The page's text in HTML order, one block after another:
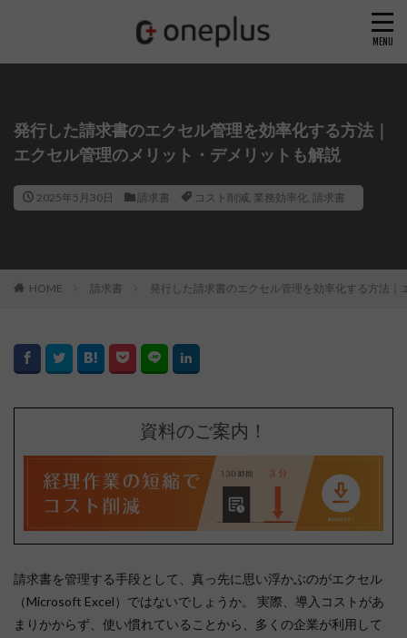
発行した請求書のエクセル管理を効率化する方法｜
エクセル管理のメリット・デメリットも解説
2025年5月30日 請求書 コスト削減, 業務効率化, 請求書
HOME 請求書 発行した請求書のエクセル管理を効率化する方法
資料のご案内！
請求書を管理する手段として、真っ先に思い浮かぶのがエクセル
（Microsoft Excel）ではないでしょうか。 実際、導入コストがあ
まりかからず、使い慣れていることから、多くの企業が利用して